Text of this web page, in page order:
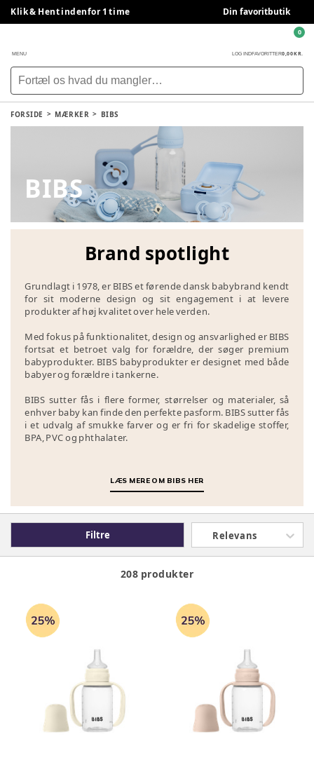
Klik & Hent indenfor 1 time Din favoritbutik
MENU LOG INDFAVORITTER0,00 KR.
0
FORSIDE MÆRKER BIBS
BIBS
Brand spotlight
Grundlagt i 1978, er BIBS et førende dansk babybrand kendt
for sit moderne design og sit engagement i at levere
produkter af høj kvalitet over hele verden.
Med fokus på funktionalitet, design og ansvarlighed er BIBS
fortsat et betroet valg for forældre, der søger premium
babyprodukter. BIBS babyprodukter er designet med både
babyer og forældre i tankerne.
BIBS sutter fås i flere former, størrelser og materialer, så
enhver baby kan finde den perfekte pasform. BIBS sutter fås
i et udvalg af smukke farver og er fri for skadelige stoffer,
BPA, PVC og phthalater.
LÆS MERE OM BIBS HER
Filtre Relevans
208 produkter